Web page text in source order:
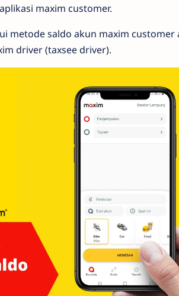
maxim customer.
metode saldo akun maxim customer
driver (taxsee driver).